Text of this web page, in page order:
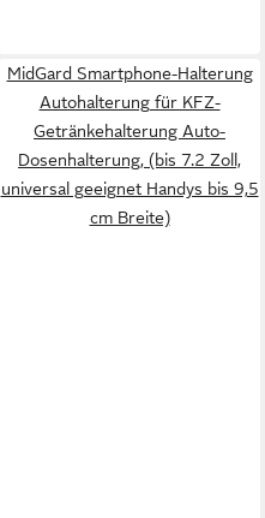
MidGard Smartphone-Halterung
Autohalterung für KFZ-
Getränkehalterung Auto-
Dosenhalterung, (bis 7.2 Zoll,
universal geeignet Handys bis 9,5
cm Breite)